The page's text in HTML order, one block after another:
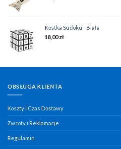
Kostka Sudoku - Biała
18,00zł
OBSŁUGA KLIENTA
Koszty i Czas Dostawy
Zwroty i Reklamacje
Regulamin